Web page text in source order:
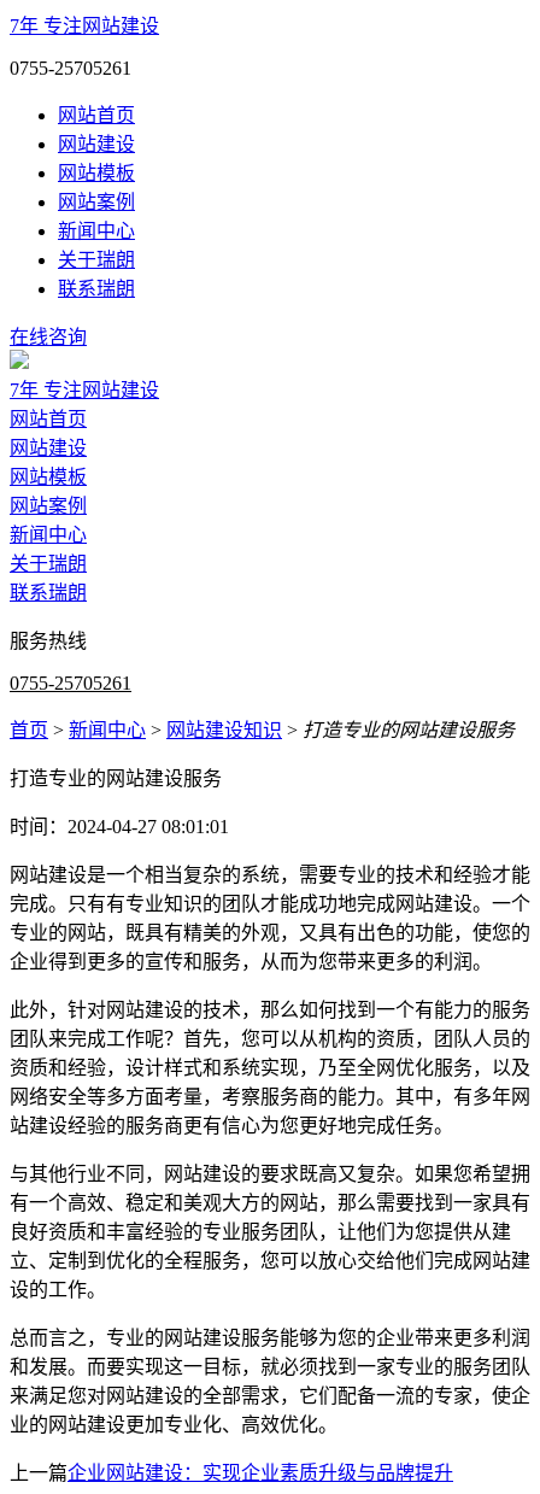
7年 专注网站建设
0755-25705261
网站首页
网站建设
网站模板
网站案例
新闻中心
关于瑞朗
联系瑞朗
在线咨询
7年 专注网站建设
网站首页
网站建设
网站模板
网站案例
新闻中心
关于瑞朗
联系瑞朗
服务热线
0755-25705261
首页 > 新闻中心 > 网站建设知识 > 打造专业的网站建设服务
打造专业的网站建设服务
时间：2024-04-27 08:01:01
网站建设是一个相当复杂的系统，需要专业的技术和经验才能
完成。只有有专业知识的团队才能成功地完成网站建设。一个
专业的网站，既具有精美的外观，又具有出色的功能，使您的
企业得到更多的宣传和服务，从而为您带来更多的利润。
此外，针对网站建设的技术，那么如何找到一个有能力的服务
团队来完成工作呢？首先，您可以从机构的资质，团队人员的
资质和经验，设计样式和系统实现，乃至全网优化服务，以及
网络安全等多方面考量，考察服务商的能力。其中，有多年网
站建设经验的服务商更有信心为您更好地完成任务。
与其他行业不同，网站建设的要求既高又复杂。如果您希望拥
有一个高效、稳定和美观大方的网站，那么需要找到一家具有
良好资质和丰富经验的专业服务团队，让他们为您提供从建
立、定制到优化的全程服务，您可以放心交给他们完成网站建
设的工作。
总而言之，专业的网站建设服务能够为您的企业带来更多利润
和发展。而要实现这一目标，就必须找到一家专业的服务团队
来满足您对网站建设的全部需求，它们配备一流的专家，使企
业的网站建设更加专业化、高效优化。
上一篇企业网站建设：实现企业素质升级与品牌提升